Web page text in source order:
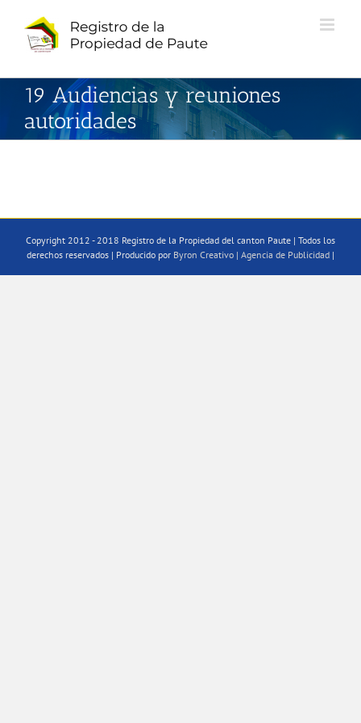
contenido
19 Audiencias y reuniones
autoridades
Copyright 2012 - 2018 Registro de la Propiedad del canton Paute | Todos los
derechos reservados | Producido por Byron Creativo | Agencia de Publicidad |